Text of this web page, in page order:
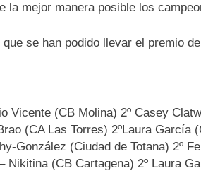
la mejor manera posible los
se han podido llevar el premio
Vicente (CB Molina) 2º Casey
(CA Las Torres) 2ºLaura García
González (Ciudad de Totana) 2º
Nikitina (CB Cartagena) 2º Laura